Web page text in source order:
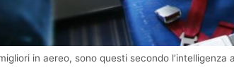
in aereo, sono questi secondo